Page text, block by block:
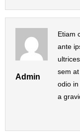
Admin
Etiam
ante
sem
odio in
a